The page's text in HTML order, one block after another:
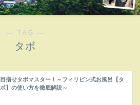
― TAG ―
タボ
目指せタボマスター！～フィリピン式お風呂【タ
ボ】の使い方を徹底解説～